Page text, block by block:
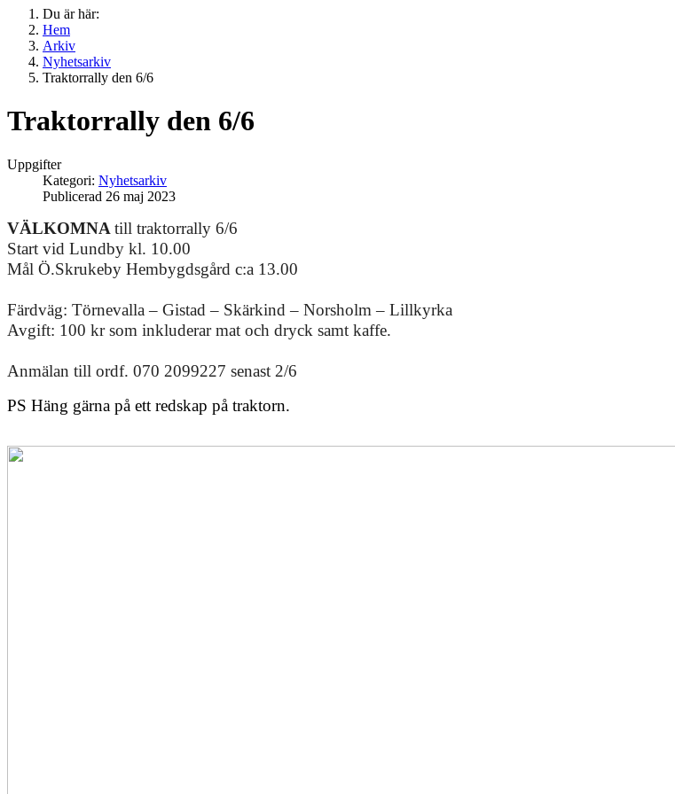
Du är här:
Hem
Arkiv
Nyhetsarkiv
Traktorrally den 6/6
Traktorrally den 6/6
Uppgifter
Kategori: Nyhetsarkiv
Publicerad 26 maj 2023
VÄLKOMNA till traktorrally 6/6
Start vid Lundby kl. 10.00
Mål Ö.Skrukeby Hembygdsgård c:a 13.00
Färdväg: Törnevalla – Gistad – Skärkind – Norsholm – Lillkyrka
Avgift: 100 kr som inkluderar mat och dryck samt kaffe.
Anmälan till ordf. 070 2099227 senast 2/6
PS Häng gärna på ett redskap på traktorn.